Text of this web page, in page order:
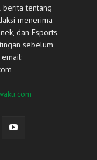
berita tentang
menerima
dan Esports.
sebelum